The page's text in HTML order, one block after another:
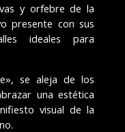
y orfebre de la
presente con sus
ideales para
se aleja de los
una estética
visual de la